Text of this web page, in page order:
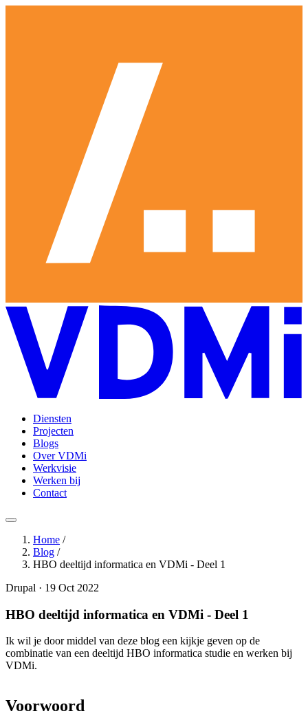
Diensten
Projecten
Blogs
Over VDMi
Werkvisie
Werken bij
Contact
Home /
Blog /
HBO deeltijd informatica en VDMi - Deel 1
Drupal · 19 Oct 2022
HBO deeltijd informatica en VDMi - Deel 1
Ik wil je door middel van deze blog een kijkje geven op de
combinatie van een deeltijd HBO informatica studie en werken bij
VDMi.
Voorwoord